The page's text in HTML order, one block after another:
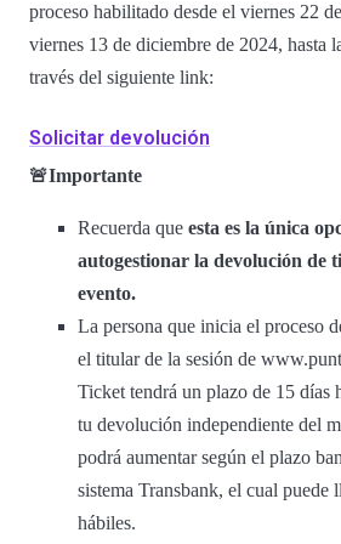
proceso habilitado desde el viernes 22
viernes 13 de diciembre de 2024, hasta
través del siguiente link:
Solicitar devolución
🚨Importante
Recuerda que esta es la única
autogestionar la devolución de
evento.
La persona que inicia el proceso
el titular de la sesión de
Ticket tendrá un plazo de 15 días
tu devolución independiente del
podrá aumentar según el plazo
sistema Transbank, el cual puede
hábiles.